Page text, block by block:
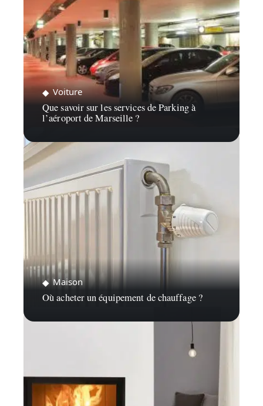
Voiture
Que savoir sur les services de Parking à
l’aéroport de Marseille ?
Maison
Où acheter un équipement de chauffage ?